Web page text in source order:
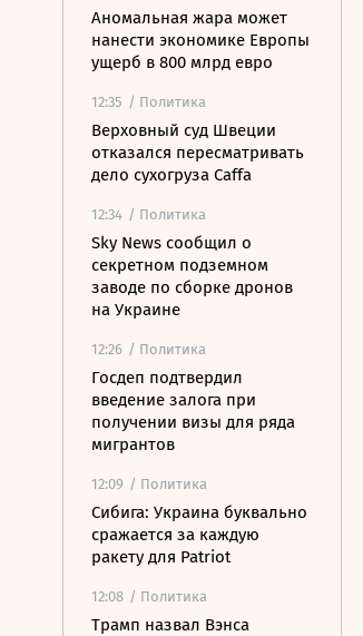
Аномальная жара может
нанести экономике Европы
ущерб в 800 млрд евро
12:35 / Политика
Верховный суд Швеции
отказался пересматривать
дело сухогруза Caffa
12:34 / Политика
Sky News сообщил о
секретном подземном
заводе по сборке дронов
на Украине
12:26 / Политика
Госдеп подтвердил
введение залога при
получении визы для ряда
мигрантов
12:09 / Политика
Сибига: Украина буквально
сражается за каждую
ракету для Patriot
12:08 / Политика
Трамп назвал Вэнса